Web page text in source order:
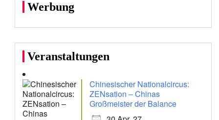
Werbung
Veranstaltungen
Chinesischer Nationalcircus:
ZENsation – Chinas
Großmeister der Balance